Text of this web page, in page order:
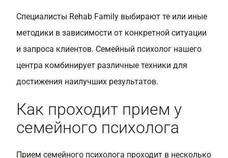
Специалисты Rehab Family выбирают те или иные
методики в зависимости от конкретной ситуации
и запроса клиентов. Семейный психолог нашего
центра комбинирует различные техники для
достижения наилучших результатов.
Как проходит прием у
семейного психолога
Прием семейного психолога проходит в несколько